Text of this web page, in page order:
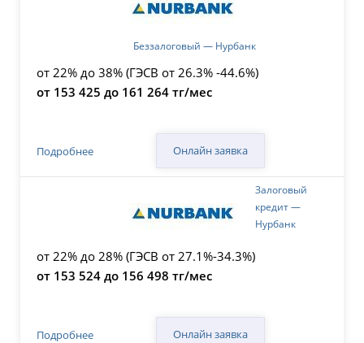
Беззалоговый — Нурбанк
от 22% до 38% (ГЭСВ от 26.3% -44.6%)
от 153 425 до 161 264 тг/мес
Подробнее Онлайн заявка
Залоговый
кредит —
Нурбанк
от 22% до 28% (ГЭСВ от 27.1%-34.3%)
от 153 524 до 156 498 тг/мес
Подробнее Онлайн заявка